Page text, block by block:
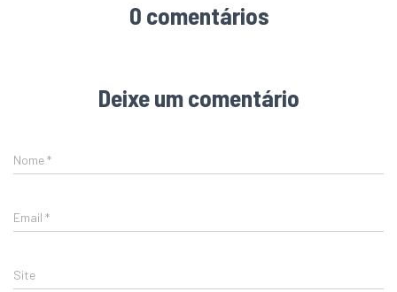
0 comentários
Deixe um comentário
Nome*
Email *
Site